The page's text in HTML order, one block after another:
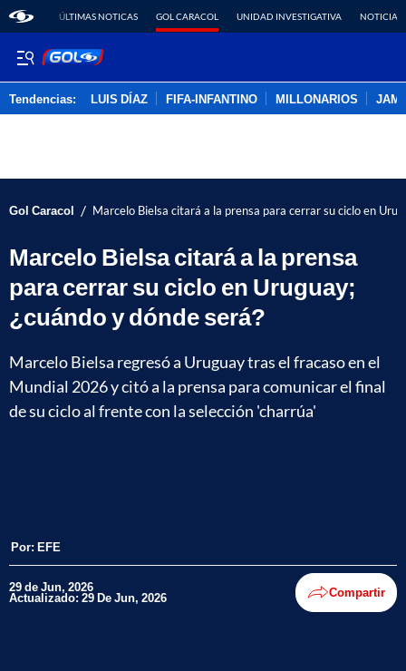
ÚLTIMAS NOTICAS GOL CARACOL UNIDAD INVESTIGATIVA NOTICIAS
Tendencias: LUIS DÍAZ FIFA-INFANTINO MILLONARIOS
Gol Caracol / Marcelo Bielsa citará a la prensa para cerrar su ciclo en
Marcelo Bielsa citará a la prensa
para cerrar su ciclo en Uruguay;
¿cuándo y dónde será?
Marcelo Bielsa regresó a Uruguay tras el fracaso en el
Mundial 2026 y citó a la prensa para comunicar el final
de su ciclo al frente con la selección 'charrúa'
Por: EFE
29 de Jun, 2026
Actualizado: 29 De Jun, 2026 Compartir